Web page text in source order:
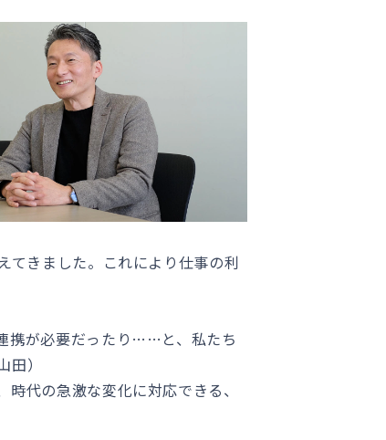
てきました。これにより仕事の利
携が必要だったり……と、私たち
）
代の急激な変化に対応できる、